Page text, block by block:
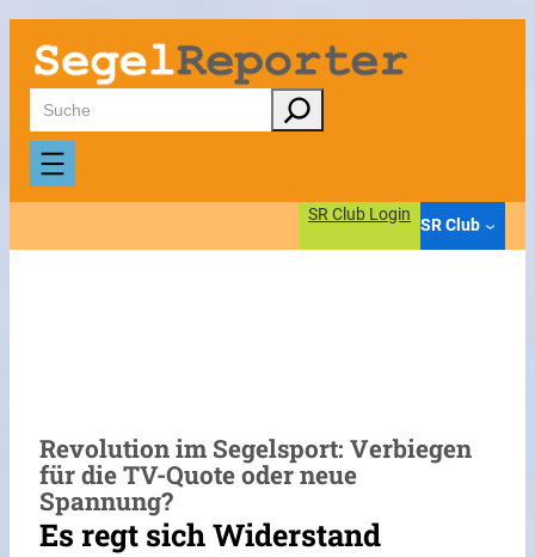
Zum
Inhalt
springen
Suchen
SR Club Login
SR Club
Revolution im Segelsport: Verbiegen
für die TV-Quote oder neue
Spannung?
Es regt sich Widerstand